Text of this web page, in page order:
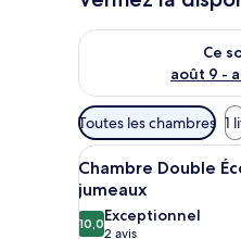
Ce
août 9 -
Vérifier la
Filtres
disponibles
pour
les
chambres
Toutes les chambres 1
Afficher
toutes
les
photos
10
Chambre Double
jumeaux
10,010,0 sur 10
Exceptionnel
2 avis